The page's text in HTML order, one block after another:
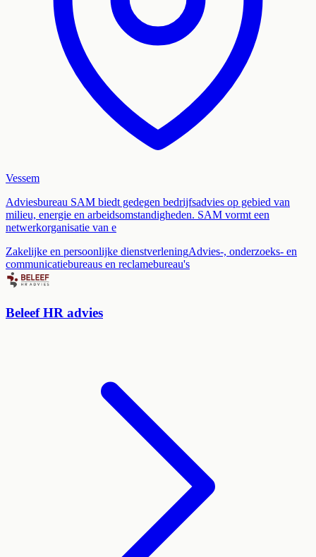
Vessem
Adviesbureau SAM biedt gedegen bedrijfsadvies op gebied van
milieu, energie en arbeidsomstandigheden. SAM vormt een
netwerkorganisatie van e
Zakelijke en persoonlijke dienstverleningAdvies-, onderzoeks- en
communicatiebureaus en reclamebureau's
Beleef HR advies